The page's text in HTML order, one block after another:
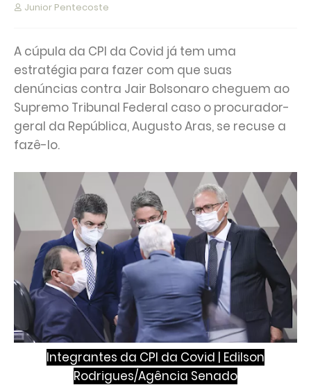
Junior Pentecoste
A cúpula da CPI da Covid já tem uma
estratégia para fazer com que suas
denúncias contra Jair Bolsonaro cheguem ao
Supremo Tribunal Federal caso o procurador-
geral da República, Augusto Aras, se recuse a
fazê-lo.
Integrantes da CPI da Covid | Edilson
Rodrigues/Agência Senado